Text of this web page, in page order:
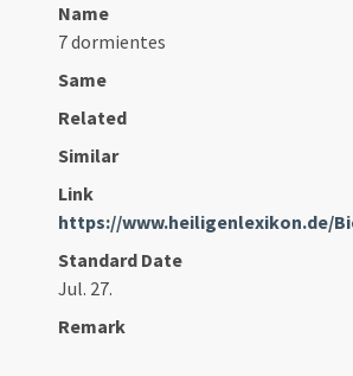
Name
7 dormientes
Same
Related
Similar
Link
https://www.heiligenlexikon.de/
Standard Date
Jul. 27.
Remark